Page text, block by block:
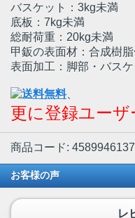
バスケット：3kg未満
底板：7kg未満
総耐荷重：20kg未満
甲鈑の表面材：合成樹
表面加工：脚部・バス
、
更に登録ユーザ
商品コード:
お客様の声
レ